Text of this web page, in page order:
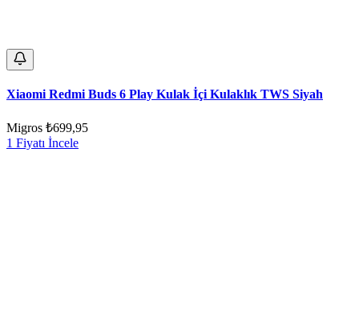
Xiaomi Redmi Buds 6 Play Kulak İçi Kulaklık TWS Siyah
Migros ₺699,95
1 Fiyatı İncele